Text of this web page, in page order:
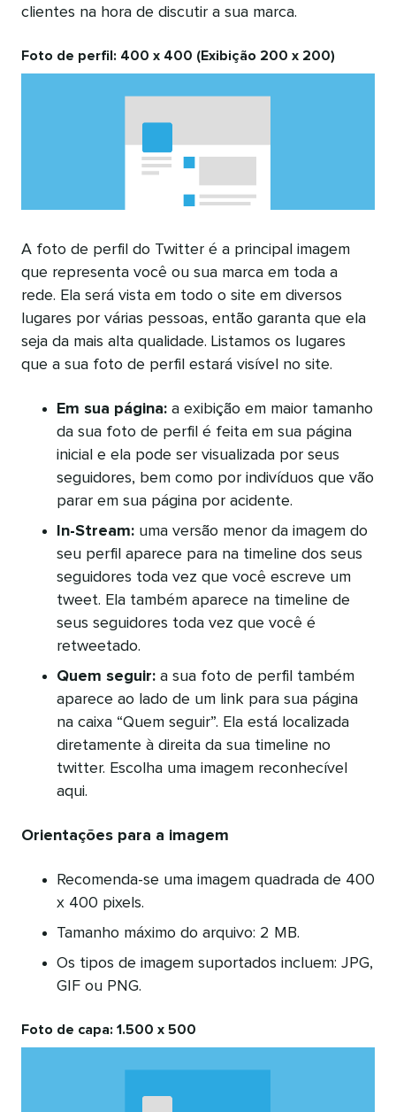
clientes na hora de discutir a sua marca.
Foto de perfil: 400 x 400 (Exibição 200 x 200)
A foto de perfil do Twitter é a principal imagem
que representa você ou sua marca em toda a
rede. Ela será vista em todo o site em diversos
lugares por várias pessoas, então garanta que ela
seja da mais alta qualidade. Listamos os lugares
que a sua foto de perfil estará visível no site.
Em sua página: a exibição em maior tamanho
da sua foto de perfil é feita em sua página
inicial e ela pode ser visualizada por seus
seguidores, bem como por indivíduos que vão
parar em sua página por acidente.
In-Stream: uma versão menor da imagem do
seu perfil aparece para na timeline dos seus
seguidores toda vez que você escreve um
tweet. Ela também aparece na timeline de
seus seguidores toda vez que você é
retweetado.
Quem seguir: a sua foto de perfil também
aparece ao lado de um link para sua página
na caixa “Quem seguir”. Ela está localizada
diretamente à direita da sua timeline no
twitter. Escolha uma imagem reconhecível
aqui.
Orientações para a imagem
Recomenda-se uma imagem quadrada de 400
x 400 pixels.
Tamanho máximo do arquivo: 2 MB.
Os tipos de imagem suportados incluem: JPG,
GIF ou PNG.
Foto de capa: 1.500 x 500